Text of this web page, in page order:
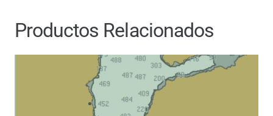
Productos Relacionados